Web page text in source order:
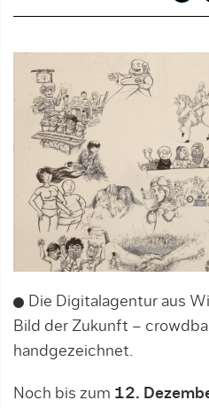
Die Digitalagentur aus
Bild der Zukunft –
handgezeichnet.
Noch bis zum 12.